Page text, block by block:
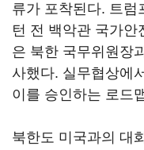
류가 포착된다. 트럼
턴 전 백악관 국가안
은 북한 국무위원장
사했다. 실무협상에
이를 승인하는 로드
북한도 미국과의 대